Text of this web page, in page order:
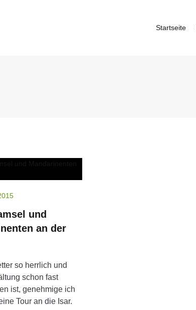
Startseite
und
an der
so herrlich und
schon fast
ist, genehmige ich
Tour an die Isar.